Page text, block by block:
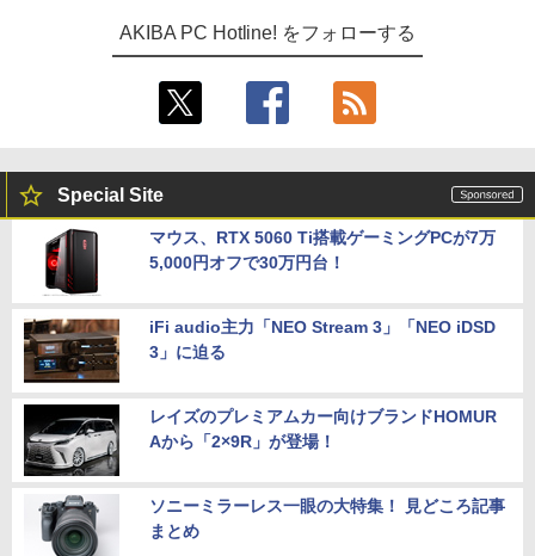
AKIBA PC Hotline! をフォローする
Special Site
マウス、RTX 5060 Ti搭載ゲーミングPCが7万
5,000円オフで30万円台！
iFi audio主力「NEO Stream 3」「NEO iDSD
3」に迫る
レイズのプレミアムカー向けブランドHOMUR
Aから「2×9R」が登場！
ソニーミラーレス一眼の大特集！ 見どころ記事
まとめ